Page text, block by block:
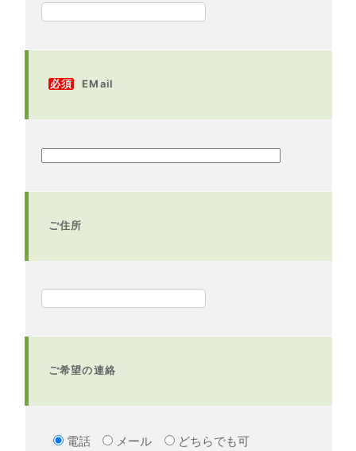
必須 EMail
ご住所
ご希望の連絡
電話 メール どちらでも可